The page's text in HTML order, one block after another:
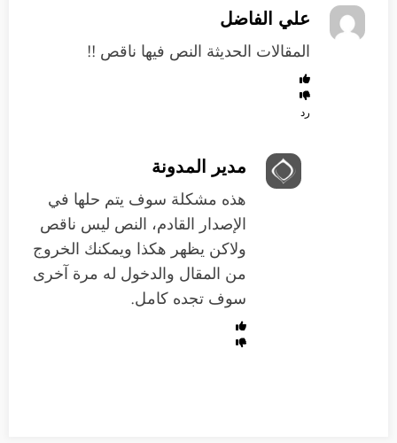
علي الفاضل
المقالات الحديثة النص فيها ناقص !!
رد
مدير المدونة
هذه مشكلة سوف يتم حلها في
الإصدار القادم، النص ليس ناقص
ولاكن يظهر هكذا ويمكنك الخروج
من المقال والدخول له مرة آخرى
سوف تجده كامل.